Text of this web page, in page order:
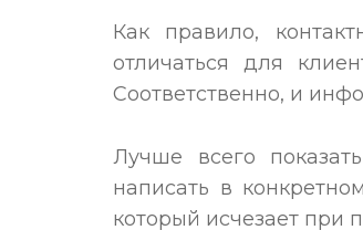
Как правило,
отличаться для
Соответственно, и
Лучше всего
написать в
который исчезает при